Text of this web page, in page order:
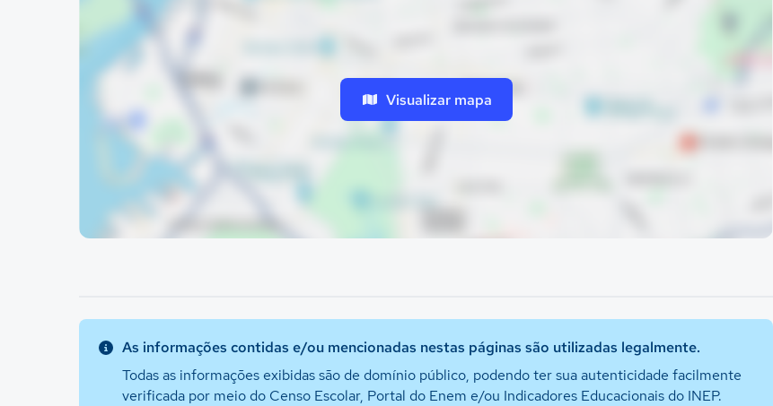
Visualizar mapa
As informações contidas e/ou mencionadas nestas páginas são utilizadas legalmente.
Todas as informações exibidas são de domínio público, podendo ter sua autenticidade facilmente
verificada por meio do Censo Escolar, Portal do Enem e/ou Indicadores Educacionais do INEP.